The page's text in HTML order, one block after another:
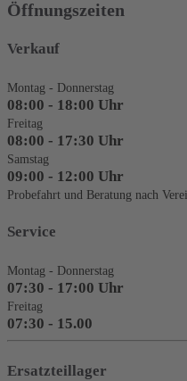
Öffnungszeiten
Verkauf
Montag - Donnerstag
08:00 - 18:00 Uhr
Freitag
08:00 - 17:30 Uhr
Samstag
09:00 - 12:00 Uhr
Probefahrt und Beratung nach
Service
Montag - Donnerstag
07:30 - 17:00 Uhr
Freitag
07:30 - 15.00
Ersatzteillager